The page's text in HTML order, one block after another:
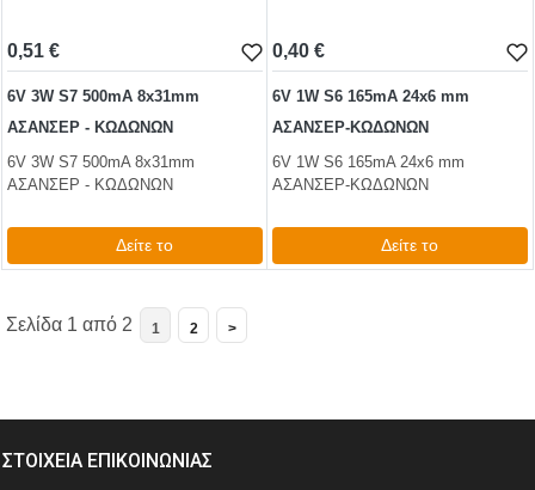
0,51 €
6V 3W S7 500mA 8x31mm
ΑΣΑΝΣΕΡ - ΚΩΔΩΝΩΝ
6V 3W S7 500mA 8x31mm
ΑΣΑΝΣΕΡ - ΚΩΔΩΝΩΝ
Δείτε το
0,40 €
6V 1W S6 165mA 24x6 mm
ΑΣΑΝΣΕΡ-ΚΩΔΩΝΩΝ
6V 1W S6 165mA 24x6 mm
ΑΣΑΝΣΕΡ-ΚΩΔΩΝΩΝ
Δείτε το
Σελίδα 1 από 2
1 2 >
ΣΤΟΙΧΕΙΑ ΕΠΙΚΟΙΝΩΝΙΑΣ